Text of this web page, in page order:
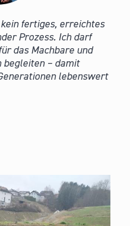
fertiges, erreichtes
Prozess. Ich darf
das Machbare und
begleiten – damit
lebenswert